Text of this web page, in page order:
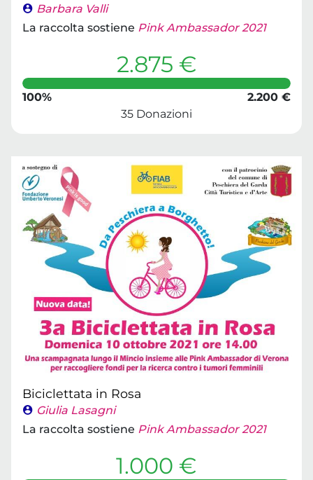
Barbara Valli
La raccolta sostiene Pink Ambassador 2021
2.875 €
100%
2.200 €
35 Donazioni
Biciclettata in Rosa
Giulia Lasagni
La raccolta sostiene Pink Ambassador 2021
1.000 €